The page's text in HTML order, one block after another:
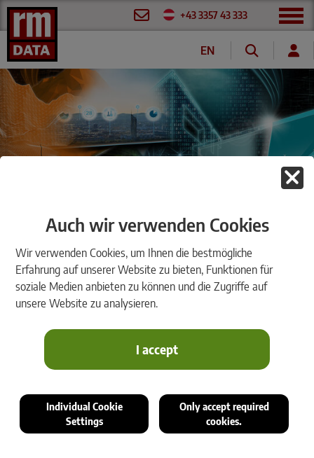
Auch wir verwenden Cookies
Wir verwenden Cookies, um Ihnen die bestmögliche
Erfahrung auf unserer Website zu bieten, Funktionen für
soziale Medien anbieten zu können und die Zugriffe auf
unsere Website zu analysieren.
I accept
Individual Cookie
Settings
Only accept required
cookies.
+43 3357 43 333
EN
DE
GeoNews company magazine
More information. More service. More knowledge.
Subscribe to our company
magazine free of charge
The magazine provides the latest news from the fields of
geomatics, information systems, data management,
interesting projects, and product innovations from rmDATA.